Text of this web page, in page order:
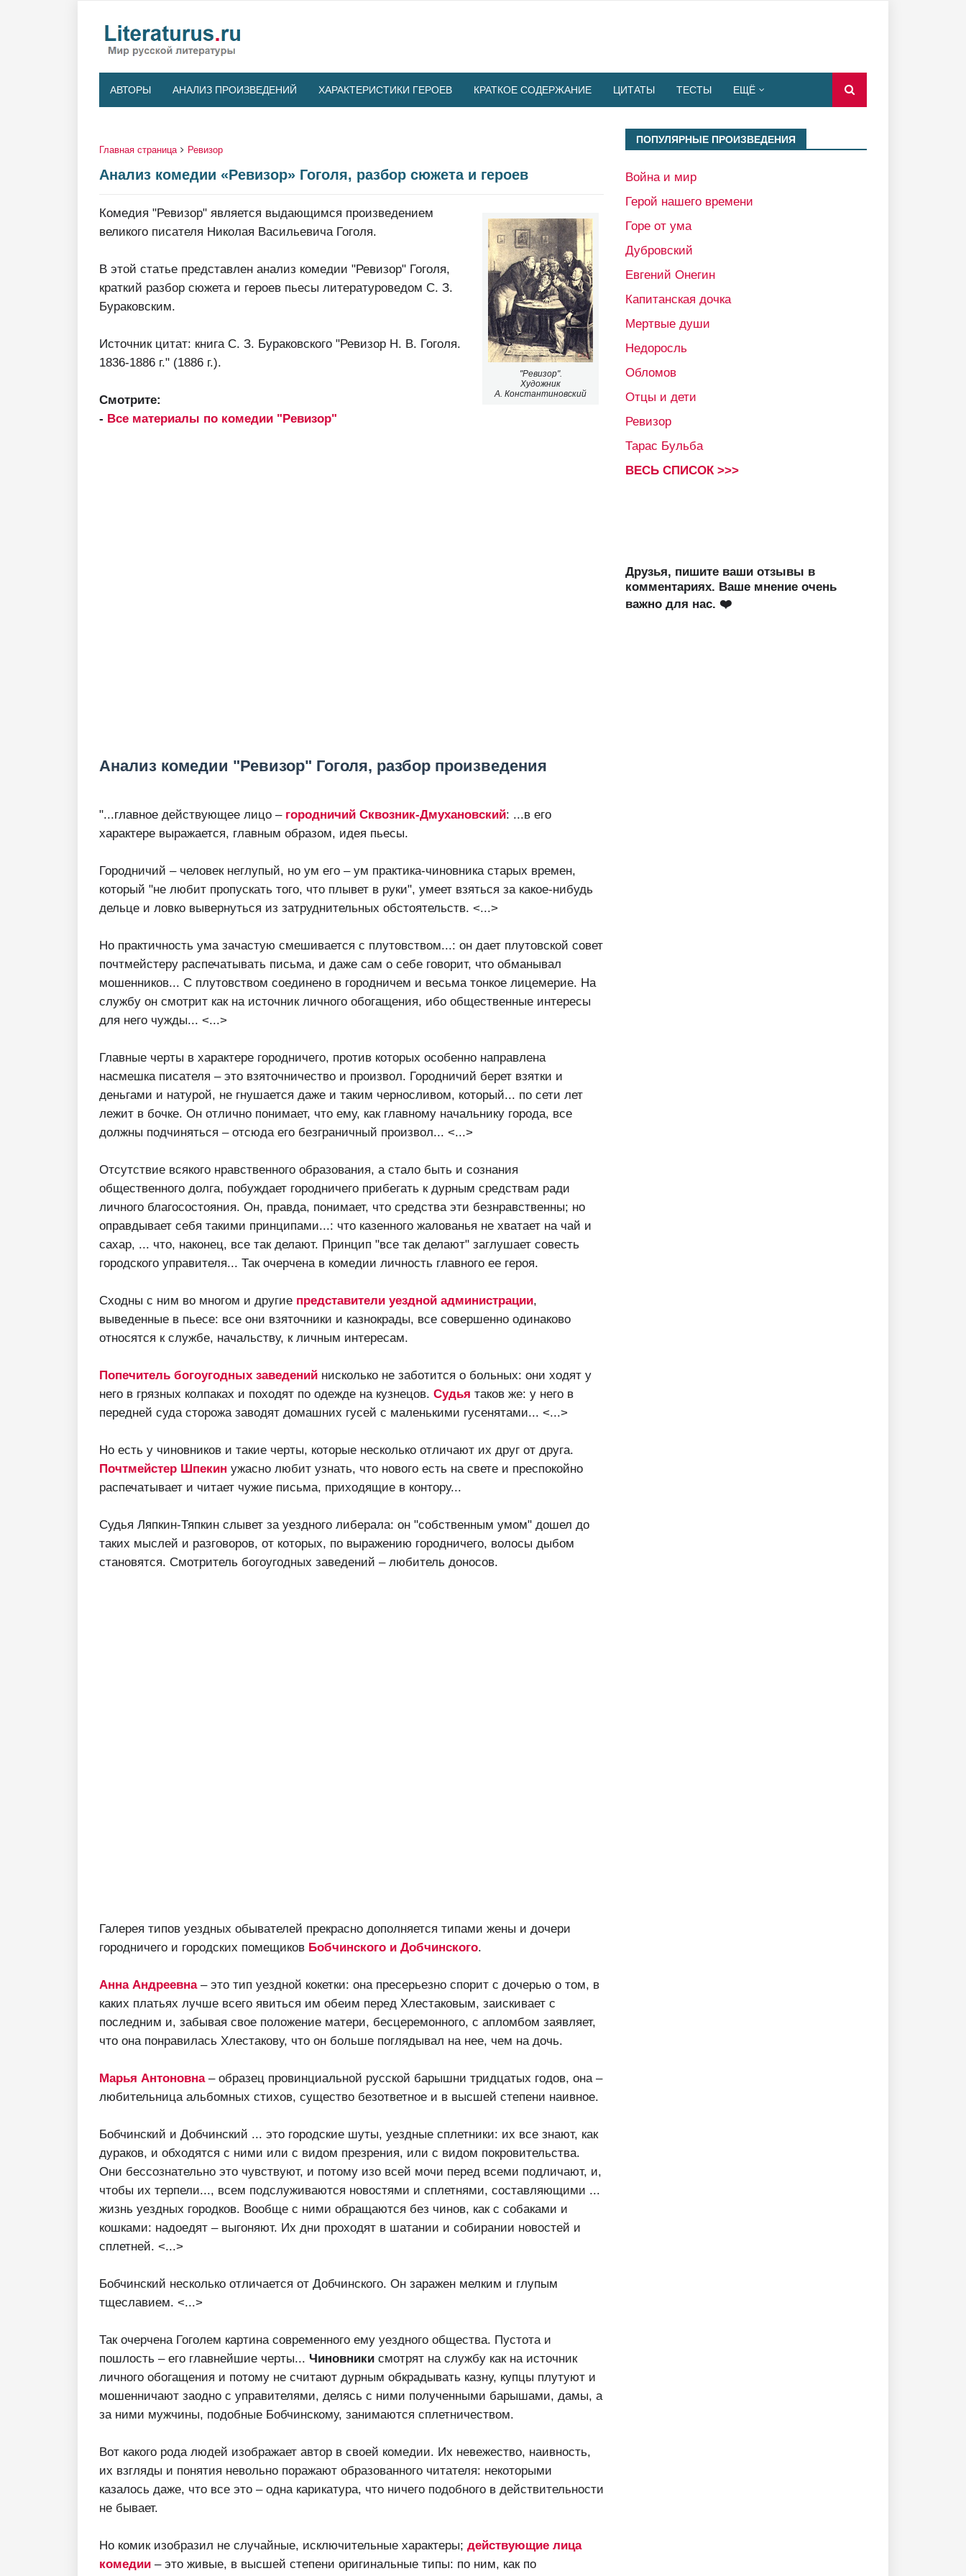
АВТОРЫ АНАЛИЗ ПРОИЗВЕДЕНИЙ ХАРАКТЕРИСТИКИ ГЕРОЕВ КРАТКОЕ СОДЕРЖАНИЕ ЦИТАТЫ ТЕСТЫ ЕЩЁ
Главная страница Ревизор
Анализ комедии «Ревизор» Гоголя, разбор сюжета и героев
"Ревизор".
Художник
А. Константиновский
Комедия "Ревизор" является выдающимся произведением
великого писателя Николая Васильевича Гоголя.
В этой статье представлен анализ комедии "Ревизор" Гоголя,
краткий разбор сюжета и героев пьесы литературоведом С. З.
Бураковским.
Источник цитат: книга С. З. Бураковского "Ревизор Н. В. Гоголя.
1836-1886 г." (1886 г.).
Смотрите:
- Все материалы по комедии "Ревизор"
Анализ комедии "Ревизор" Гоголя, разбор произведения
"...главное действующее лицо – городничий Сквозник-Дмухановский: ...в его
характере выражается, главным образом, идея пьесы.
Городничий – человек неглупый, но ум его – ум практика-чиновника старых времен,
который "не любит пропускать того, что плывет в руки", умеет взяться за какое-нибудь
дельце и ловко вывернуться из затруднительных обстоятельств. <...>
Но практичность ума зачастую смешивается с плутовством...: он дает плутовской совет
почтмейстеру распечатывать письма, и даже сам о себе говорит, что обманывал
мошенников... С плутовством соединено в городничем и весьма тонкое лицемерие. На
службу он смотрит как на источник личного обогащения, ибо общественные интересы
для него чужды... <...>
Главные черты в характере городничего, против которых особенно направлена
насмешка писателя – это взяточничество и произвол. Городничий берет взятки и
деньгами и натурой, не гнушается даже и таким черносливом, который... по сети лет
лежит в бочке. Он отлично понимает, что ему, как главному начальнику города, все
должны подчиняться – отсюда его безграничный произвол... <...>
Отсутствие всякого нравственного образования, а стало быть и сознания
общественного долга, побуждает городничего прибегать к дурным средствам ради
личного благосостояния. Он, правда, понимает, что средства эти безнравственны; но
оправдывает себя такими принципами...: что казенного жалованья не хватает на чай и
сахар, ... что, наконец, все так делают. Принцип "все так делают" заглушает совесть
городского управителя... Так очерчена в комедии личность главного ее героя.
Сходны с ним во многом и другие представители уездной администрации,
выведенные в пьесе: все они взяточники и казнокрады, все совершенно одинаково
относятся к службе, начальству, к личным интересам.
Попечитель богоугодных заведений нисколько не заботится о больных: они ходят у
него в грязных колпаках и походят по одежде на кузнецов. Судья таков же: у него в
передней суда сторожа заводят домашних гусей с маленькими гусенятами... <...>
Но есть у чиновников и такие черты, которые несколько отличают их друг от друга.
Почтмейстер Шпекин ужасно любит узнать, что нового есть на свете и преспокойно
распечатывает и читает чужие письма, приходящие в контору...
Судья Ляпкин-Тяпкин слывет за уездного либерала: он "собственным умом" дошел до
таких мыслей и разговоров, от которых, по выражению городничего, волосы дыбом
становятся. Смотритель богоугодных заведений – любитель доносов.
Галерея типов уездных обывателей прекрасно дополняется типами жены и дочери
городничего и городских помещиков Бобчинского и Добчинского.
Анна Андреевна – это тип уездной кокетки: она пресерьезно спорит с дочерью о том, в
каких платьях лучше всего явиться им обеим перед Хлестаковым, заискивает с
последним и, забывая свое положение матери, бесцеремонного, с апломбом заявляет,
что она понравилась Хлестакову, что он больше поглядывал на нее, чем на дочь.
Марья Антоновна – образец провинциальной русской барышни тридцатых годов, она –
любительница альбомных стихов, существо безответное и в высшей степени наивное.
Бобчинский и Добчинский ... это городские шуты, уездные сплетники: их все знают, как
дураков, и обходятся с ними или с видом презрения, или с видом покровительства.
Они бессознательно это чувствуют, и потому изо всей мочи перед всеми подличают, и,
чтобы их терпели..., всем подслуживаются новостями и сплетнями, составляющими ...
жизнь уездных городков. Вообще с ними обращаются без чинов, как с собаками и
кошками: надоедят – выгоняют. Их дни проходят в шатании и собирании новостей и
сплетней. <...>
Бобчинский несколько отличается от Добчинского. Он заражен мелким и глупым
тщеславием. <...>
Так очерчена Гоголем картина современного ему уездного общества. Пустота и
пошлость – его главнейшие черты... Чиновники смотрят на службу как на источник
личного обогащения и потому не считают дурным обкрадывать казну, купцы плутуют и
мошенничают заодно с управителями, делясь с ними полученными барышами, дамы, а
за ними мужчины, подобные Бобчинскому, занимаются сплетничеством.
Вот какого рода людей изображает автор в своей комедии. Их невежество, наивность,
их взгляды и понятия невольно поражают образованного читателя: некоторыми
казалось даже, что все это – одна карикатура, что ничего подобного в действительности
не бывает.
Но комик изобразил не случайные, исключительные характеры; действующие лица
комедии – это живые, в высшей степени оригинальные типы: по ним, как по
ПОПУЛЯРНЫЕ ПРОИЗВЕДЕНИЯ
Война и мир
Герой нашего времени
Горе от ума
Дубровский
Евгений Онегин
Капитанская дочка
Мертвые души
Недоросль
Обломов
Отцы и дети
Ревизор
Тарас Бульба
ВЕСЬ СПИСОК >>>
Друзья, пишите ваши отзывы в
комментариях. Ваше мнение очень
важно для нас. ❤️